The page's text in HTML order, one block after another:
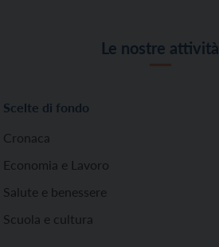
Le nostre attività
Scelte di fondo
Cronaca
Economia e Lavoro
Salute e benessere
Scuola e cultura